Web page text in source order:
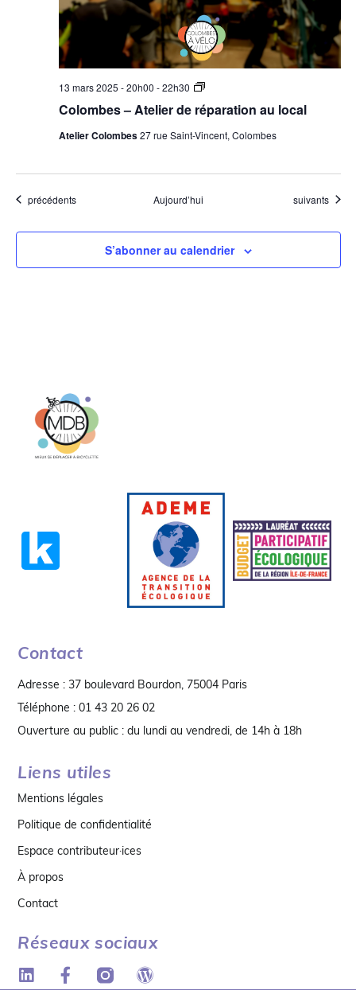
Colombes – Atelier de réparation au local
13 mars 2025 - 20h00 -22h30
Colombes
Atelier
réparation
Atelier Colombes27 rue Saint-Vincent, Colombes
Évènements
précédents Aujourd’hui Évènements
suivants
S’abonner au calendrier
Contact
Adresse : 37 boulevard Bourdon, 75004 Paris
Téléphone : 01 43 20 26 02
Ouverture au public : du lundi au vendredi, de 14h à 18h
Liens utiles
Mentions légales
Politique de confidentialité
Espace contributeur·ices
À propos
Contact
Réseaux sociaux